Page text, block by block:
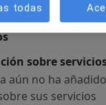
sobre
aún no ha
sus servicios
todas